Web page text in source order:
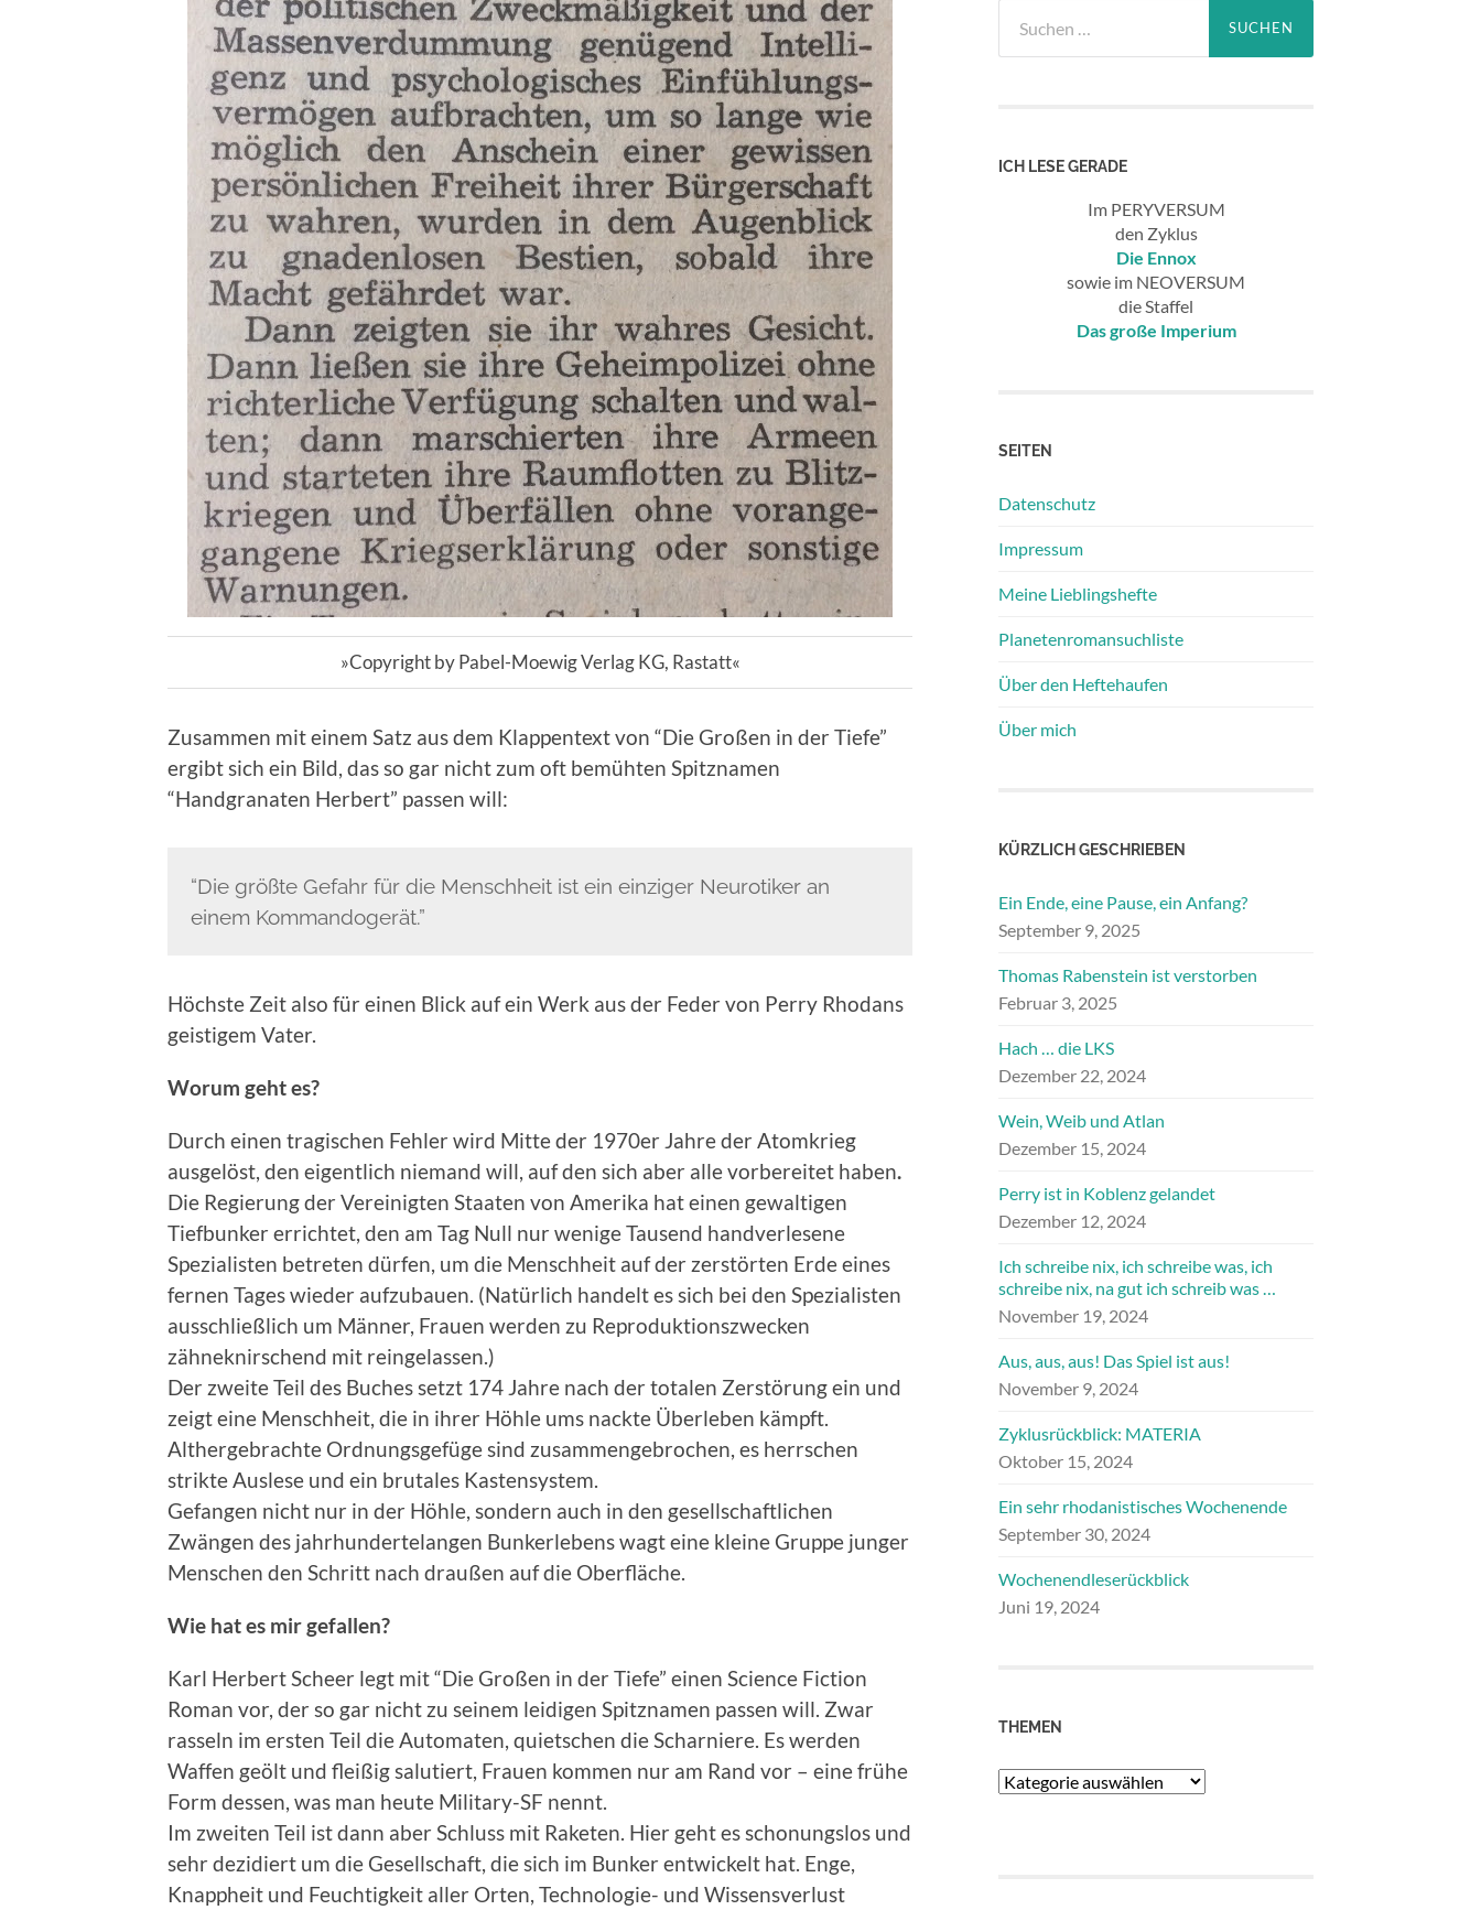
»Copyright by Pabel-Moewig Verlag KG, Rastatt«
Zusammen mit einem Satz aus dem Klappentext von “Die Großen in der Tiefe”
ergibt sich ein Bild, das so gar nicht zum oft bemühten Spitznamen
“Handgranaten Herbert” passen will:
“Die größte Gefahr für die Menschheit ist ein einziger Neurotiker an
einem Kommandogerät.”
Höchste Zeit also für einen Blick auf ein Werk aus der Feder von Perry Rhodans
geistigem Vater.
Worum geht es?
Durch einen tragischen Fehler wird Mitte der 1970er Jahre der Atomkrieg
ausgelöst, den eigentlich niemand will, auf den sich aber alle vorbereitet haben.
Die Regierung der Vereinigten Staaten von Amerika hat einen gewaltigen
Tiefbunker errichtet, den am Tag Null nur wenige Tausend handverlesene
Spezialisten betreten dürfen, um die Menschheit auf der zerstörten Erde eines
fernen Tages wieder aufzubauen. (Natürlich handelt es sich bei den Spezialisten
ausschließlich um Männer, Frauen werden zu Reproduktionszwecken
zähneknirschend mit reingelassen.)
Der zweite Teil des Buches setzt 174 Jahre nach der totalen Zerstörung ein und
zeigt eine Menschheit, die in ihrer Höhle ums nackte Überleben kämpft.
Althergebrachte Ordnungsgefüge sind zusammengebrochen, es herrschen
strikte Auslese und ein brutales Kastensystem.
Gefangen nicht nur in der Höhle, sondern auch in den gesellschaftlichen
Zwängen des jahrhundertelangen Bunkerlebens wagt eine kleine Gruppe junger
Menschen den Schritt nach draußen auf die Oberfläche.
Wie hat es mir gefallen?
Karl Herbert Scheer legt mit “Die Großen in der Tiefe” einen Science Fiction
Roman vor, der so gar nicht zu seinem leidigen Spitznamen passen will. Zwar
rasseln im ersten Teil die Automaten, quietschen die Scharniere. Es werden
Waffen geölt und fleißig salutiert, Frauen kommen nur am Rand vor – eine frühe
Form dessen, was man heute Military-SF nennt.
Im zweiten Teil ist dann aber Schluss mit Raketen. Hier geht es schonungslos und
sehr dezidiert um die Gesellschaft, die sich im Bunker entwickelt hat. Enge,
Knappheit und Feuchtigkeit aller Orten, Technologie- und Wissensverlust
nach:
ICH LESE GERADE
Im PERYVERSUM
den Zyklus
Die Ennox
sowie im NEOVERSUM
die Staffel
Das große Imperium
SEITEN
Datenschutz
Impressum
Meine Lieblingshefte
Planetenromansuchliste
Über den Heftehaufen
Über mich
KÜRZLICH GESCHRIEBEN
Ein Ende, eine Pause, ein Anfang?
September 9, 2025
Thomas Rabenstein ist verstorben
Februar 3, 2025
Hach … die LKS
Dezember 22, 2024
Wein, Weib und Atlan
Dezember 15, 2024
Perry ist in Koblenz gelandet
Dezember 12, 2024
Ich schreibe nix, ich schreibe was, ich
schreibe nix, na gut ich schreib was …
November 19, 2024
Aus, aus, aus! Das Spiel ist aus!
November 9, 2024
Zyklusrückblick: MATERIA
Oktober 15, 2024
Ein sehr rhodanistisches Wochenende
September 30, 2024
Wochenendleserückblick
Juni 19, 2024
THEMEN
Themen